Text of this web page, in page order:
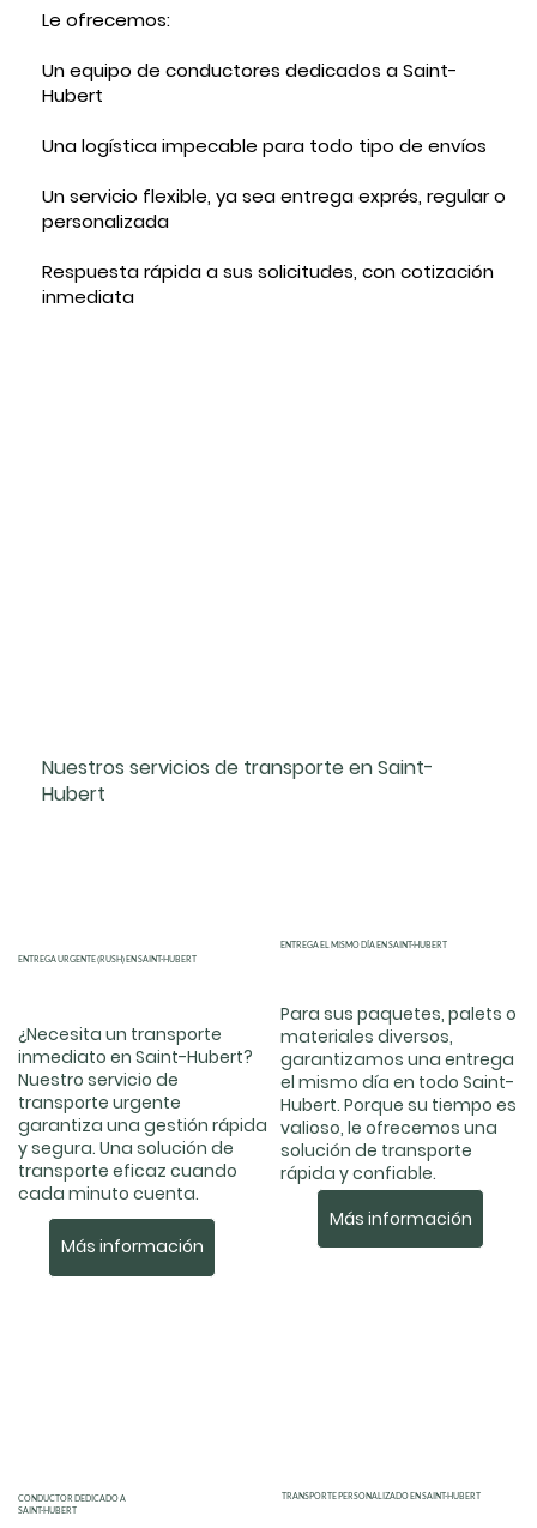
Le ofrecemos:
Un equipo de conductores dedicados a Saint-
Hubert
Una logística impecable para todo tipo de envíos
Un servicio flexible, ya sea entrega exprés, regular o
personalizada
Respuesta rápida a sus solicitudes, con cotización
inmediata
Nuestros servicios de transporte en Saint-
Hubert
ENTREGA URGENTE (RUSH) EN SAINT-HUBERT
¿Necesita un transporte
inmediato en Saint-Hubert?
Nuestro servicio de
transporte urgente
garantiza una gestión rápida
y segura. Una solución de
transporte eficaz cuando
cada minuto cuenta.
Más información
TRANSPORTE PERSONALIZADO EN SAINT-HUBERT
ENTREGA EL MISMO DÍA EN SAINT-HUBERT
Para sus paquetes, palets o
materiales diversos,
garantizamos una entrega
el mismo día en todo Saint-
Hubert. Porque su tiempo es
valioso, le ofrecemos una
solución de transporte
rápida y confiable.
Más información
CONDUCTOR DEDICADO A
SAINT-HUBERT